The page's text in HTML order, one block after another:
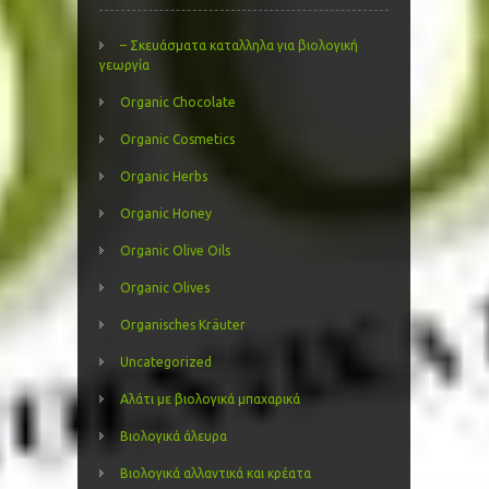
– Σκευάσματα καταλληλα για βιολογική
γεωργία
Organic Chocolate
Organic Cosmetics
Organic Herbs
Organic Honey
Organic Olive Oils
Organic Olives
Organisches Kräuter
Uncategorized
Αλάτι με βιολογικά μπαχαρικά
Βιολογικά άλευρα
Βιολογικά αλλαντικά και κρέατα